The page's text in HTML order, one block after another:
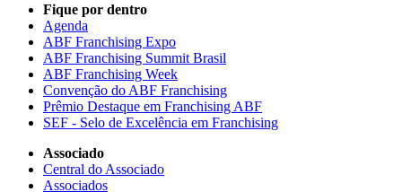
Fique por dentro
Agenda
ABF Franchising Expo
ABF Franchising Summit Brasil
ABF Franchising Week
Convenção do ABF Franchising
Prêmio Destaque em Franchising ABF
SEF - Selo de Excelência em Franchising
Associado
Central do Associado
Associados